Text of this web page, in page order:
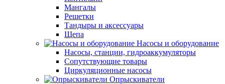
Мангалы
Решетки
Тандыры и аксессуары
Щепа
Насосы и оборудование
Насосы, станции, гидроаккумуляторы
Сопутствующие товары
Циркуляционные насосы
Опрыскиватели